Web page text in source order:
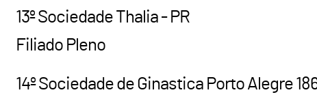
13º Sociedade Thalia - PR
Filiado Pleno
14º Sociedade de Ginastica Porto Alegre